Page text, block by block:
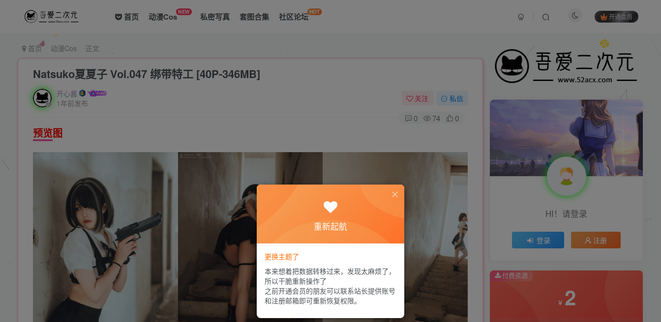
首页 动漫CosNEW 私密写真 套图合集 社区论坛HOT
开通会员
首页 动漫Cos 正文
Natsuko夏夏子 Vol.047 绑带特工 [40P-346MB]
开心酱
1年前发布
关注 私信
0 74 0
预览图
HI！请登录
登录
￥ 2
钻石会员
免费
皇冠会员
HI！请登录
登录 注册
付费资源
￥ 2
重新起航
更换主题了
本来想着把数据转移过来，发现太麻烦了，
所以干脆重新操作了
之前开通会员的朋友可以联系站长提供账号
和注册邮箱即可重新恢复权限。